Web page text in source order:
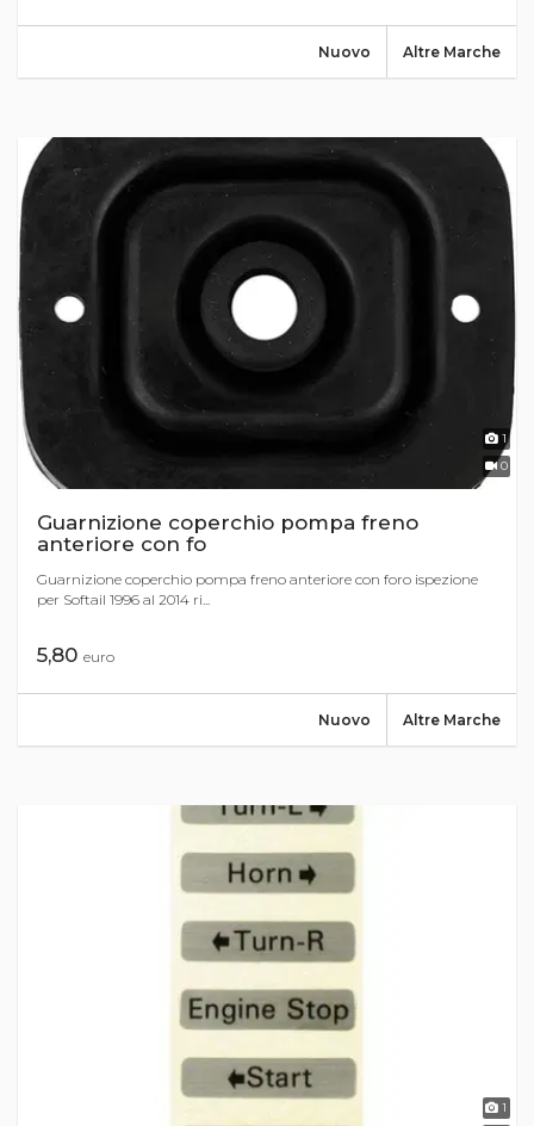
Altre Marche
Nuovo
1
0
Guarnizione coperchio pompa freno
anteriore con fo
Guarnizione coperchio pompa freno anteriore con foro ispezione
per Softail 1996 al 2014 ri...
5,80 euro
Altre Marche
Nuovo
1